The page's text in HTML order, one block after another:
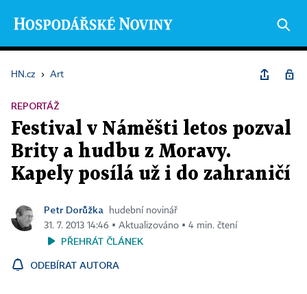
HN.cz › Art
REPORTÁŽ
Festival v Náměšti letos pozval
Brity a hudbu z Moravy.
Kapely posílá už i do zahraničí
Petr Dorůžka
hudební novinář
31. 7. 2013 14:46 ▪ Aktualizováno ▪ 4 min. čtení
PŘEHRÁT ČLÁNEK
ODEBÍRAT AUTORA